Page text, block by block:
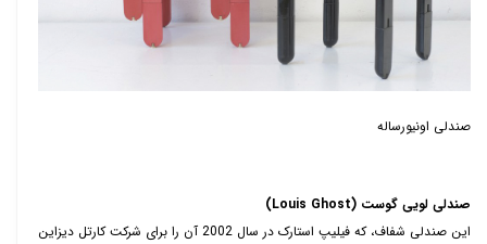
صندلی اونیورساله
صندلی لویی گوست (Louis Ghost
)
این صندلی شفاف، که فیلیپ استارک در سال 2002 آن را برای شرکت کارتل دیزاین